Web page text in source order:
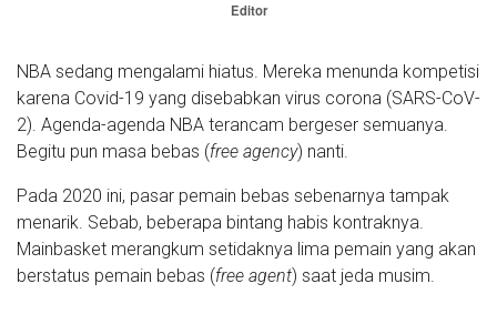
Editor
NBA sedang mengalami hiatus. Mereka menunda kompetisi
karena Covid-19 yang disebabkan virus corona (SARS-CoV-
2). Agenda-agenda NBA terancam bergeser semuanya.
Begitu pun masa bebas (free agency) nanti.
Pada 2020 ini, pasar pemain bebas sebenarnya tampak
menarik. Sebab, beberapa bintang habis kontraknya.
Mainbasket merangkum setidaknya lima pemain yang akan
berstatus pemain bebas (free agent) saat jeda musim.